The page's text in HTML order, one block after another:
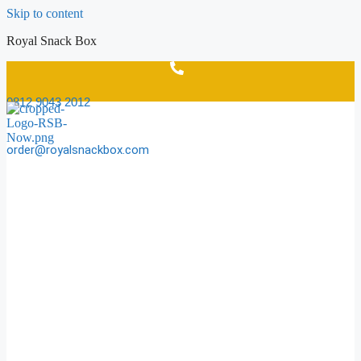
Skip to content
Royal Snack Box
0812 9043 2012
order@royalsnackbox.com